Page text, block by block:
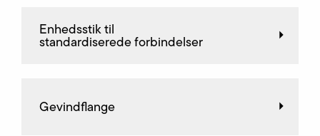
Enhedsstik til
standardiserede forbindelser
Gevindflange